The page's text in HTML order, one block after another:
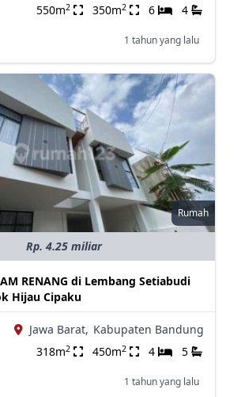
550m2 350m2 6 4
1 tahun yang lalu
Rumah
Rp. 4.25 miliar
RENANG di Lembang Setiabudi
Hijau Cipaku
Jawa Barat, Kabupaten Bandung
318m2 450m2 4 5
1 tahun yang lalu